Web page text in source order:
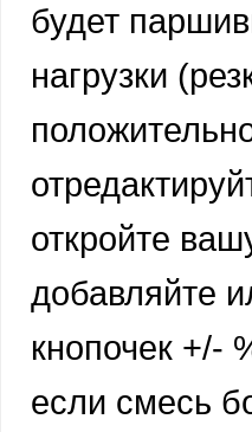
будет
нагрузки
откройте
добавляйте
кнопочек +/-
если смесь